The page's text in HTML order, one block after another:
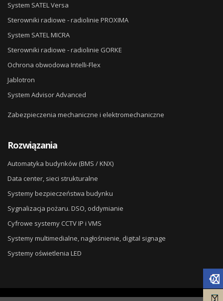
System SATEL Versa
Sterowniki radiowe - radiolinie PROXIMA
System SATEL MICRA
Sterowniki radiowe - radiolinie GORKE
Ochrona obwodowa Intelli-Flex
Jablotron
System Advisor Advanced
Zabezpieczenia mechaniczne i elektromechaniczne
Rozwiązania
Automatyka budynków (BMS / KNX)
Data center, sieci strukturalne
Systemy bezpieczeństwa budynku
Sygnalizacja pożaru. DSO, oddymianie
Cyfrowe systemy CCTV IP i VMS
Systemy multimedialne, nagłośnienie, digital signage
Systemy oświetlenia LED